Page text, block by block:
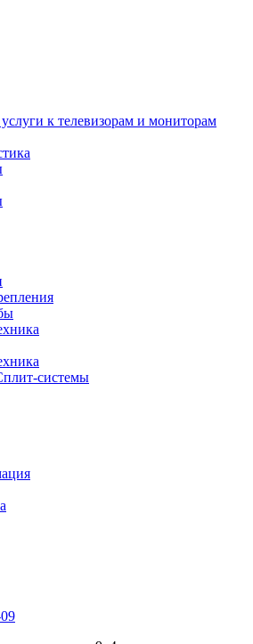
к телевизорам и мониторам
системы